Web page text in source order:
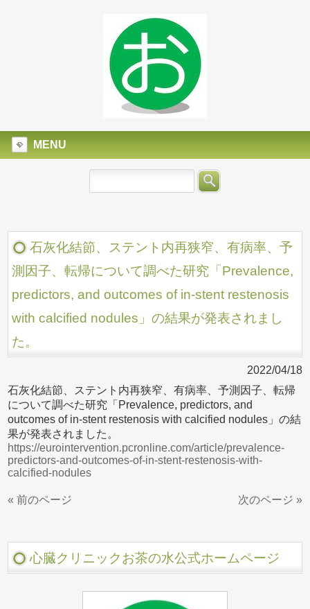
MENU
石灰化結節、ステント内再狭窄、有病率、予
測因子、転帰について調べた研究「Prevalence,
predictors, and outcomes of in-stent restenosis
with calcified nodules」の結果が発表されまし
た。
2022/04/18
石灰化結節、ステント内再狭窄、有病率、予測因子、転帰
について調べた研究「Prevalence, predictors, and
outcomes of in-stent restenosis with calcified nodules」の結
果が発表されました。
https://eurointervention.pcronline.com/article/prevalence-
predictors-and-outcomes-of-in-stent-restenosis-with-
calcified-nodules
« 前のページ 次のページ »
心臓クリニックお茶の水公式ホームページ